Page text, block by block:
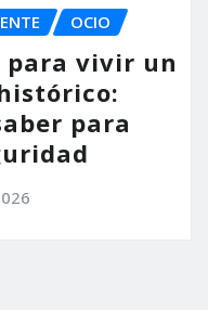
OCIO
para vivir un
para